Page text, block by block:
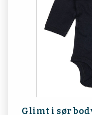
Glimt i sør